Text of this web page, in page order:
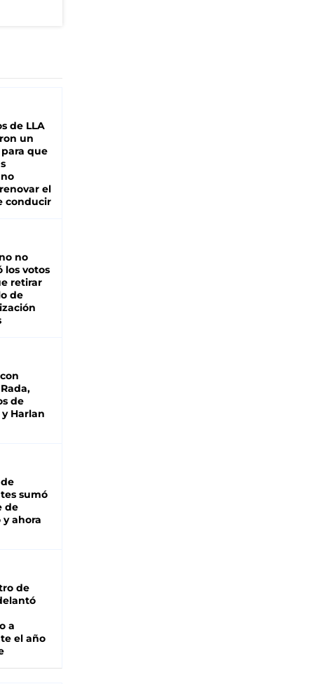
de LLA
un
que
el
conducir
no
los votos
retirar
de
de
Harlan
sumó
de
y ahora
de
a
el año